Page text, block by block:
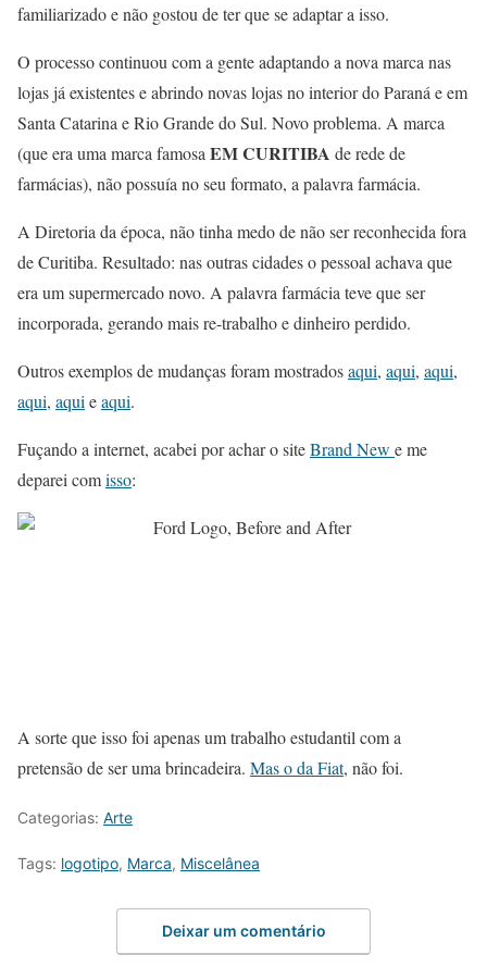
familiarizado e não gostou de ter que se adaptar a isso.
O processo continuou com a gente adaptando a nova marca nas
lojas já existentes e abrindo novas lojas no interior do Paraná e em
Santa Catarina e Rio Grande do Sul. Novo problema. A marca
(que era uma marca famosa EM CURITIBA de rede de
farmácias), não possuía no seu formato, a palavra farmácia.
A Diretoria da época, não tinha medo de não ser reconhecida fora
de Curitiba. Resultado: nas outras cidades o pessoal achava que
era um supermercado novo. A palavra farmácia teve que ser
incorporada, gerando mais re-trabalho e dinheiro perdido.
Outros exemplos de mudanças foram mostradosaqui, aqui, aqui,
aqui, aqui eaqui.
Fuçando a internet, acabei por achar o siteBrand New e me
deparei comisso:
A sorte que isso foi apenas um trabalho estudantil com a
pretensão de ser uma brincadeira. Mas o da Fiat, não foi.
Categorias: Arte
Tags: logotipo, Marca, Miscelânea
Deixar um comentário